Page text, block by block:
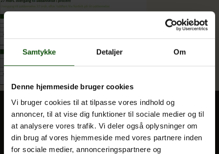
Samtykke Detaljer Om
Denne hjemmeside bruger cookies
Vi bruger cookies til at tilpasse vores indhold og
annoncer, til at vise dig funktioner til sociale medier og til
at analysere vores trafik. Vi deler også oplysninger om
din brug af vores hjemmeside med vores partnere inden
for sociale medier, annonceringspartnere og
Brobygning
Bliv elev
Vores uddannelser
BLIV ELEV
Optagelse